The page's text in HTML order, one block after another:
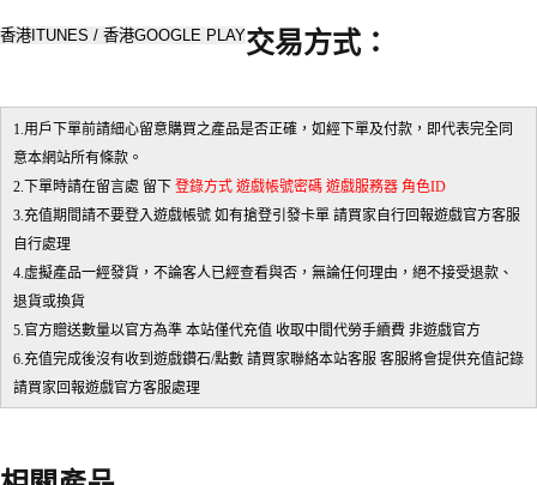
香港ITUNES / 香港GOOGLE PLAY交易方式：
1.用戶下單前請細心留意購買之產品是否正確，如經下單及付款，即代表完全同
意本網站所有條款。
2.下單時請在留言處 留下 登錄方式 遊戲帳號密碼 遊戲服務器 角色ID
3.充值期間請不要登入遊戲帳號 如有搶登引發卡單 請買家自行回報遊戲官方客服
自行處理
4.虛擬產品一經發貨，不論客人已經查看與否，無論任何理由，絕不接受退款、
退貨或換貨
5.官方贈送數量以官方為準 本站僅代充值 收取中間代勞手續費 非遊戲官方
6.充值完成後沒有收到遊戲鑽石/點數 請買家聯絡本站客服 客服將會提供充值記錄
請買家回報遊戲官方客服處理